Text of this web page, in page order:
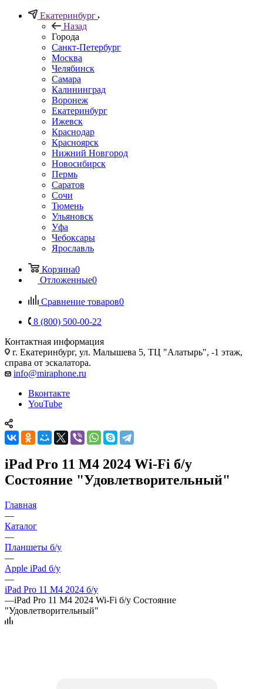
Екатеринбург
Назад
Города
Санкт-Петербург
Москва
Челябинск
Самара
Калининград
Воронеж
Екатеринбург
Ижевск
Краснодар
Красноярск
Нижний Новгород
Новосибирск
Пермь
Саратов
Сочи
Тюмень
Ульяновск
Уфа
Чебоксары
Ярославль
Корзина0
Отложенные0
Сравнение товаров0
8 (800) 500-00-22
Контактная информация
г. Екатеринбург, ул. Малышева 5, ТЦ "Алатырь", -1 этаж,
справа от эскалатора.
info@miraphone.ru
Вконтакте
YouTube
iPad Pro 11 M4 2024 Wi-Fi б/у
Состояние "Удовлетворительный"
Главная
—
Каталог
—
Планшеты б/у
—
Apple iPad б/у
—
iPad Pro 11 M4 2024 б/у
—iPad Pro 11 M4 2024 Wi-Fi б/у Состояние
"Удовлетворительный"